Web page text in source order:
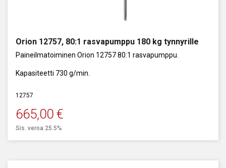
Orion 12757, 80:1 rasvapumppu 180 kg tynnyrille
Paineilmatoiminen Orion 12757 80:1 rasvapumppu.
Kapasiteetti 730 g/min.
12757
665,00 €
Sis. veroa 25.5%